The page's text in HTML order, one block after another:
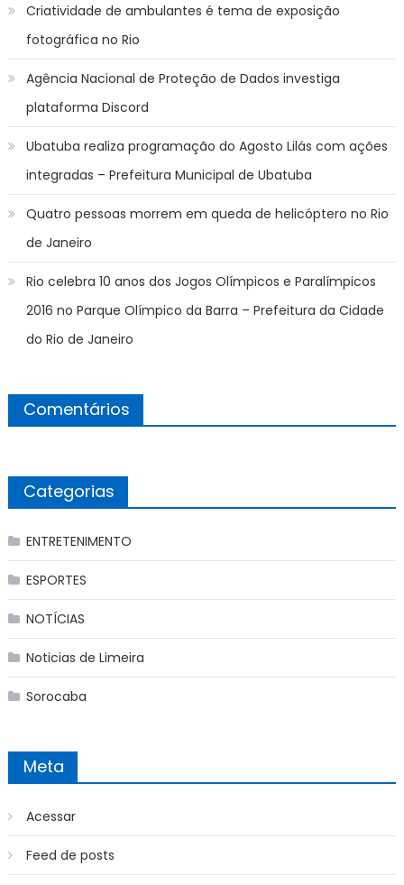
Criatividade de ambulantes é tema de exposição
fotográfica no Rio
Agência Nacional de Proteção de Dados investiga
plataforma Discord
Ubatuba realiza programação do Agosto Lilás com ações
integradas – Prefeitura Municipal de Ubatuba
Quatro pessoas morrem em queda de helicóptero no Rio
de Janeiro
Rio celebra 10 anos dos Jogos Olímpicos e Paralímpicos
2016 no Parque Olímpico da Barra – Prefeitura da Cidade
do Rio de Janeiro
Comentários
Categorias
ENTRETENIMENTO
ESPORTES
NOTÍCIAS
Noticias de Limeira
Sorocaba
Meta
Acessar
Feed de posts